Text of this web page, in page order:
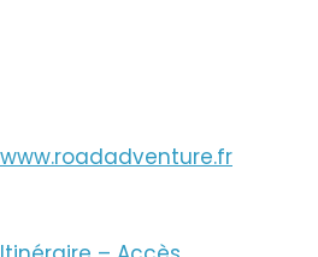
www.roadadventure.fr